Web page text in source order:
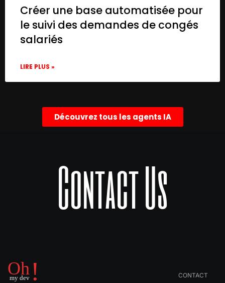
"type": "n8n-nodes-
      "position": [
        640,
        920
        "height": 381.1230421279239,
      },
      "typeVersion": 1
    },
"type": "@n8n/n8n-nodes-
      "position": [
        1220,
        1120
        "imageUrls": "renderURL",
Créer une base automatisée pour
le suivi des demandes de congés
salariés
LIRE PLUS »
Découvrez tous les agents IA
Contact Us
CONTACT